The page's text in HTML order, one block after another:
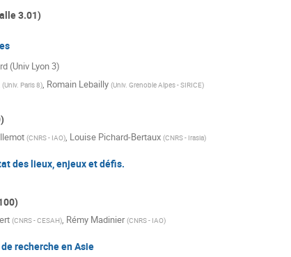
3.01)
(Univ Lyon 3)
(Univ. Paris 8), Romain Lebailly (Univ. Grenoble Alpes - SIRICE)
(CNRS - IAO) Louise Pichard-Bertaux (CNRS - Irasia)
des lieux, enjeux et défis.
(CNRS - CESAH), Rémy Madinier (CNRS - IAO)
recherche en Asie